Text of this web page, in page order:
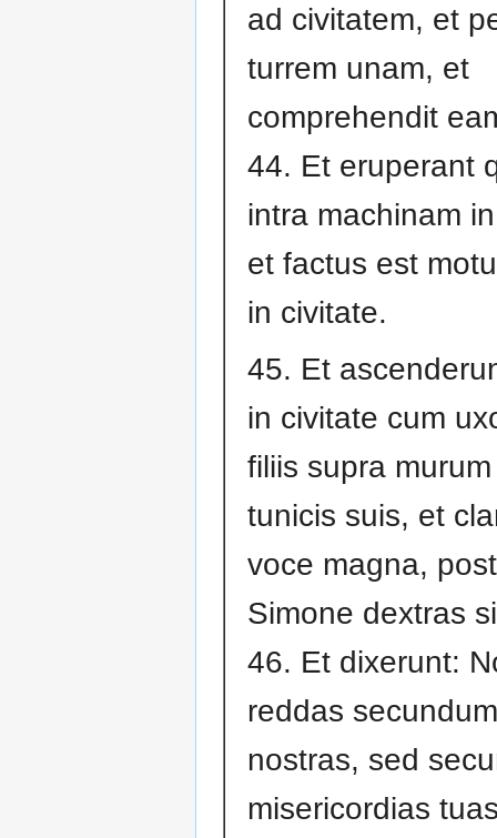
ad civitatem, et
turrem unam, et
comprehendit
44. Et eruperant
intra machinam
et factus est
in civitate.
45. Et
in civitate cum
filiis supra
tunicis suis, et
voce magna,
Simone dextras
46. Et dixerunt:
reddas
nostras, sed
misericordias